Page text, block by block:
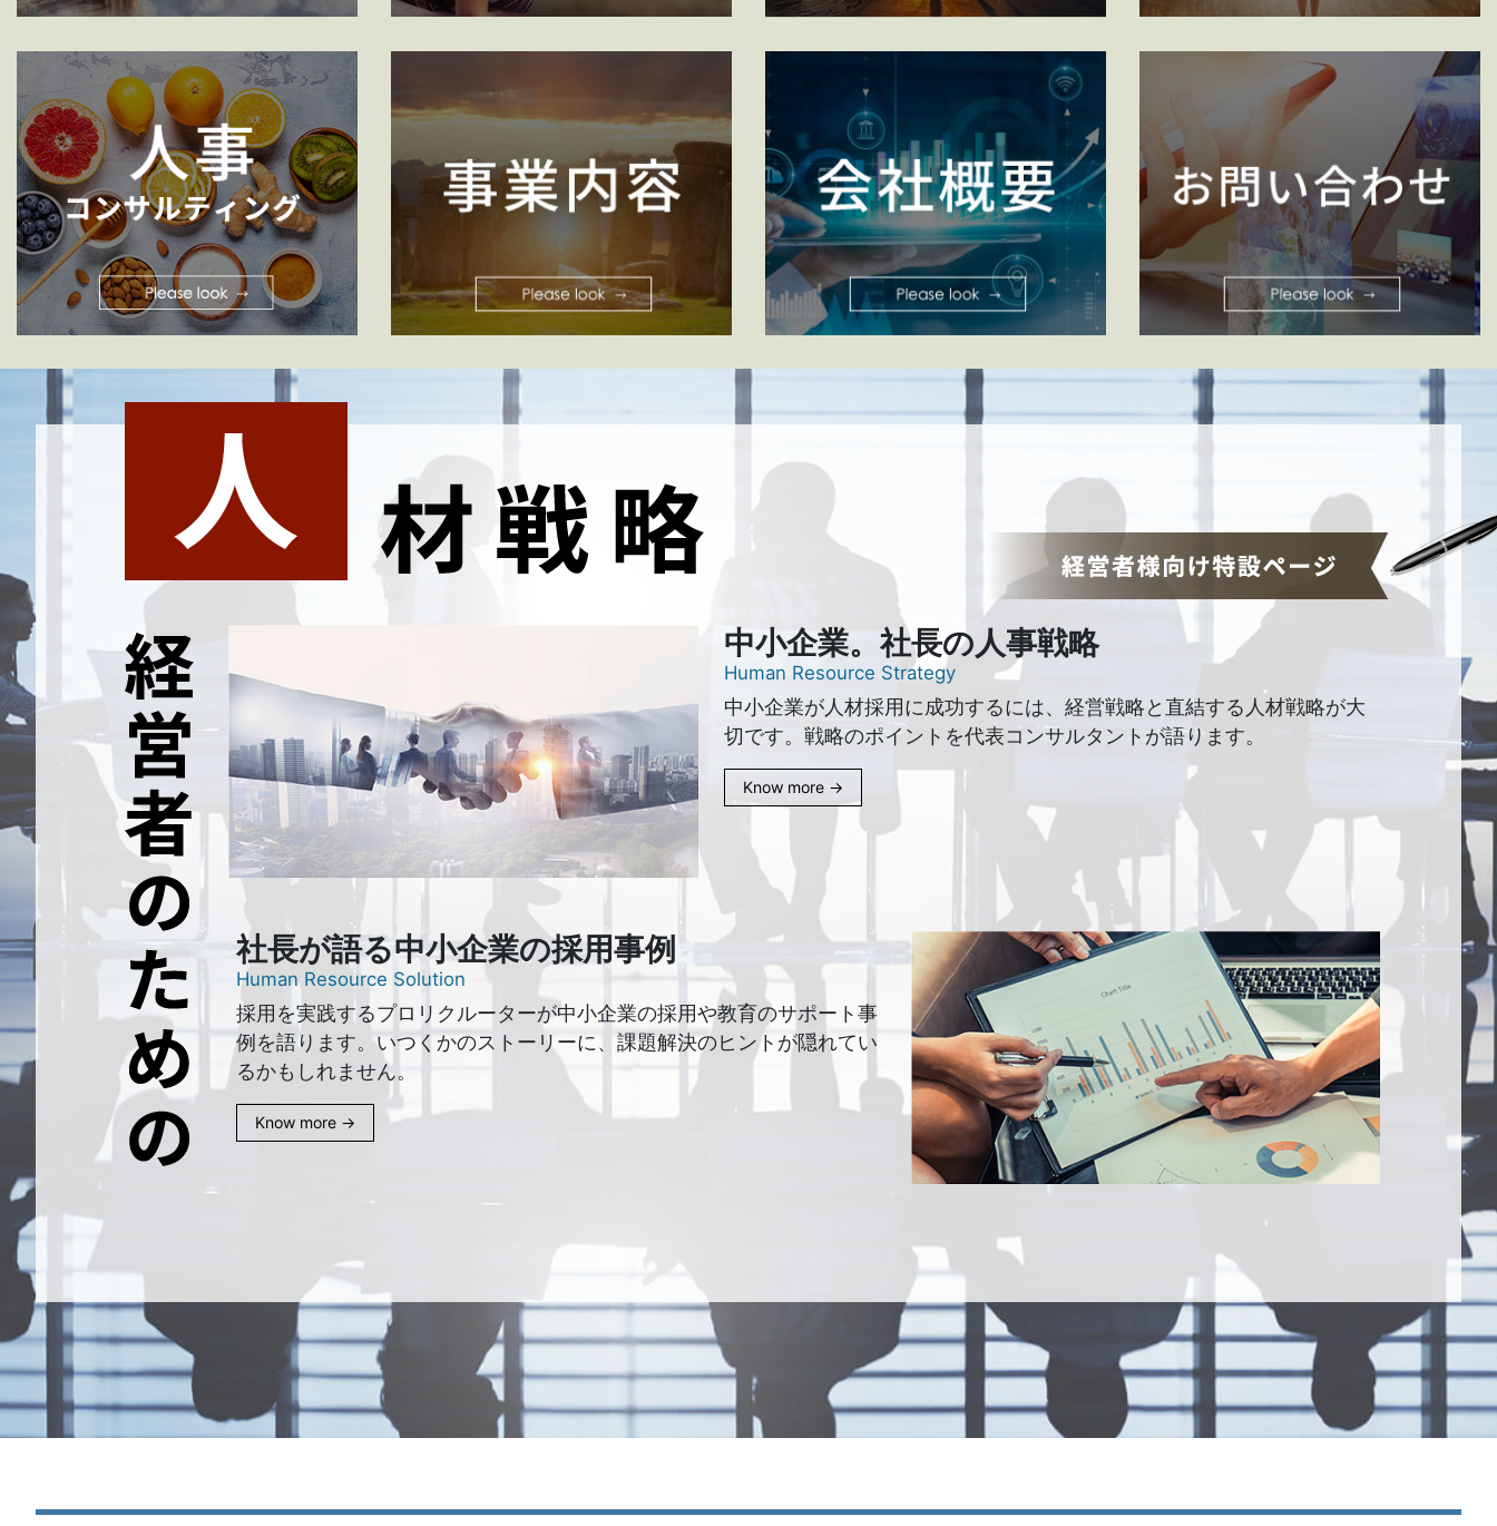
中小企業。社長の人事戦略
Human Resource Strategy
中小企業が人材採用に成功するには、経営戦略と直結する人材戦略が大
切です。戦略のポイントを代表コンサルタントが語ります。
Know more →
社長が語る中小企業の採用事例
Human Resource Solution
採用を実践するプロリクルーターが中小企業の採用や教育のサポート事
例を語ります。いつくかのストーリーに、課題解決のヒントが隠れてい
るかもしれません。
Know more →